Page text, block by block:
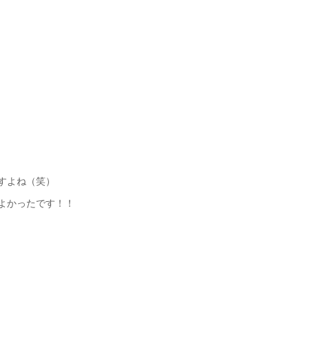
ね（笑）
かったです！！